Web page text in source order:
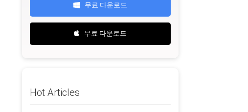
무료 다운로드
무료 다운로드
Hot Articles